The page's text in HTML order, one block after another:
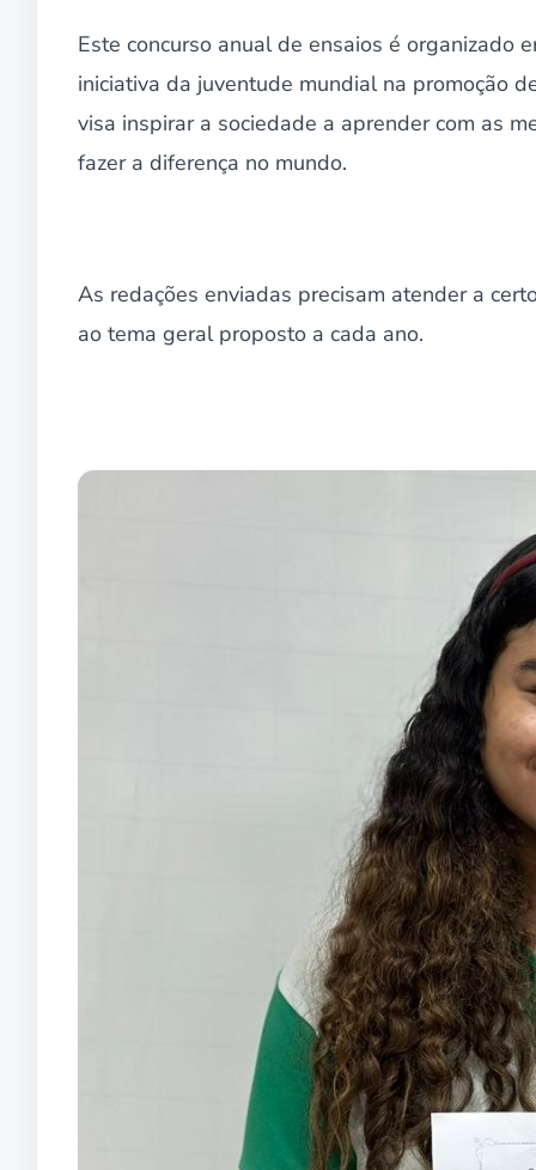
Este concurso anual de ensaios é organizado
iniciativa da juventude mundial na promoção
visa inspirar a sociedade a aprender com as
fazer a diferença no mundo.
As redações enviadas precisam atender a
ao tema geral proposto a cada ano.